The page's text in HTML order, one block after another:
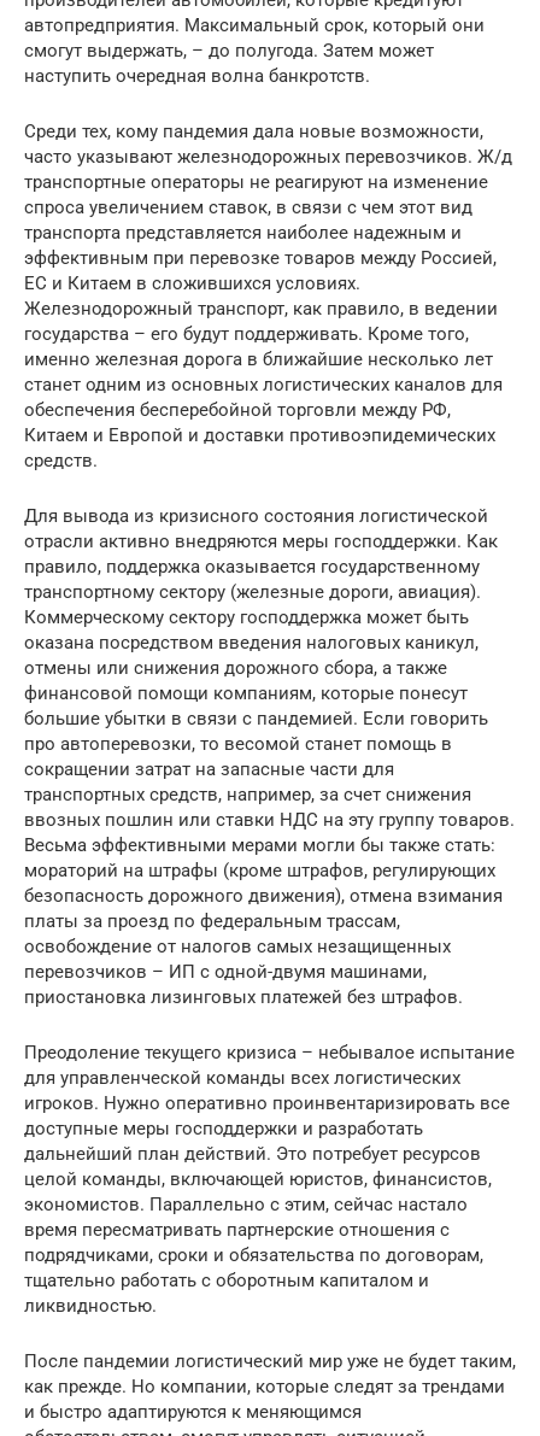
автопредприятия. Максимальный срок, который они
смогут выдержать, – до полугода. Затем может
наступить очередная волна банкротств.
Среди тех, кому пандемия дала новые возможности,
часто указывают железнодорожных перевозчиков. Ж/д
транспортные операторы не реагируют на изменение
спроса увеличением ставок, в связи с чем этот вид
транспорта представляется наиболее надежным и
эффективным при перевозке товаров между Россией,
ЕС и Китаем в сложившихся условиях.
Железнодорожный транспорт, как правило, в ведении
государства – его будут поддерживать. Кроме того,
именно железная дорога в ближайшие несколько лет
станет одним из основных логистических каналов для
обеспечения бесперебойной торговли между РФ,
Китаем и Европой и доставки противоэпидемических
средств.
Для вывода из кризисного состояния логистической
отрасли активно внедряются меры господдержки. Как
правило, поддержка оказывается государственному
транспортному сектору (железные дороги, авиация).
Коммерческому сектору господдержка может быть
оказана посредством введения налоговых каникул,
отмены или снижения дорожного сбора, а также
финансовой помощи компаниям, которые понесут
большие убытки в связи с пандемией. Если говорить
про автоперевозки, то весомой станет помощь в
сокращении затрат на запасные части для
транспортных средств, например, за счет снижения
ввозных пошлин или ставки НДС на эту группу товаров.
Весьма эффективными мерами могли бы также стать:
мораторий на штрафы (кроме штрафов, регулирующих
безопасность дорожного движения), отмена взимания
платы за проезд по федеральным трассам,
освобождение от налогов самых незащищенных
перевозчиков – ИП с одной-двумя машинами,
приостановка лизинговых платежей без штрафов.
Преодоление текущего кризиса – небывалое испытание
для управленческой команды всех логистических
игроков. Нужно оперативно проинвентаризировать все
доступные меры господдержки и разработать
дальнейший план действий. Это потребует ресурсов
целой команды, включающей юристов, финансистов,
экономистов. Параллельно с этим, сейчас настало
время пересматривать партнерские отношения с
подрядчиками, сроки и обязательства по договорам,
тщательно работать с оборотным капиталом и
ликвидностью.
После пандемии логистический мир уже не будет таким,
как прежде. Но компании, которые следят за трендами
и быстро адаптируются к меняющимся